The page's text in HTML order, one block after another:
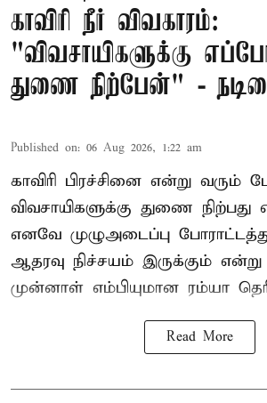
காவிரி நீர் விவகாரம்:
"விவசாயிகளுக்கு
துணை நிற்பேன்" -
Published on: 06 Aug 2026, 1:22 am
காவிரி பிரச்சினை என்று வரும்
விவசாயிகளுக்கு துணை நிற்பது
எனவே முழுஅடைப்பு
ஆதரவு நிச்சயம் இருக்கும் என்று
முன்னாள் எம்பியுமான ரம்யா
Read More